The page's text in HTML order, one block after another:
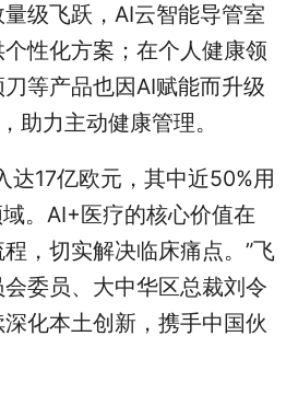
级飞跃，AI云智能导管室
性化方案；在个人健康领
等产品也因AI赋能而升级
助力主动健康管理。
达17亿欧元，其中近50%用
。AI+医疗的核心价值在
，切实解决临床痛点。”飞
委员、大中华区总裁刘令
化本土创新，携手中国伙